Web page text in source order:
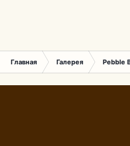
Главная Галерея Pebble